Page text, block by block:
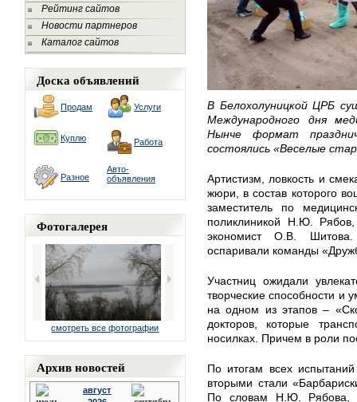
Рейтинг сайтов
Новости партнеров
Каталог сайтов
Доска объявлений
Продам Услуги
Куплю Работа
Разное
Авто-
объявления
Фотогалерея
смотреть все фотографии
Архив новостей
август
В Белохолуницкой ЦРБ
Международного дня
Нынче формат
состоялись «Веселые
Артистизм, ловкость и
жюри, в состав которого
заместитель по
поликлиникой Н.Ю.
экономист О.В.
оспаривали команды
Участниц ожидали
творческие способности и
на одном из этапов –
докторов, которые
носилках. Причем в роли
По итогам всех
вторыми стали
По словам Н.Ю. Рябова,